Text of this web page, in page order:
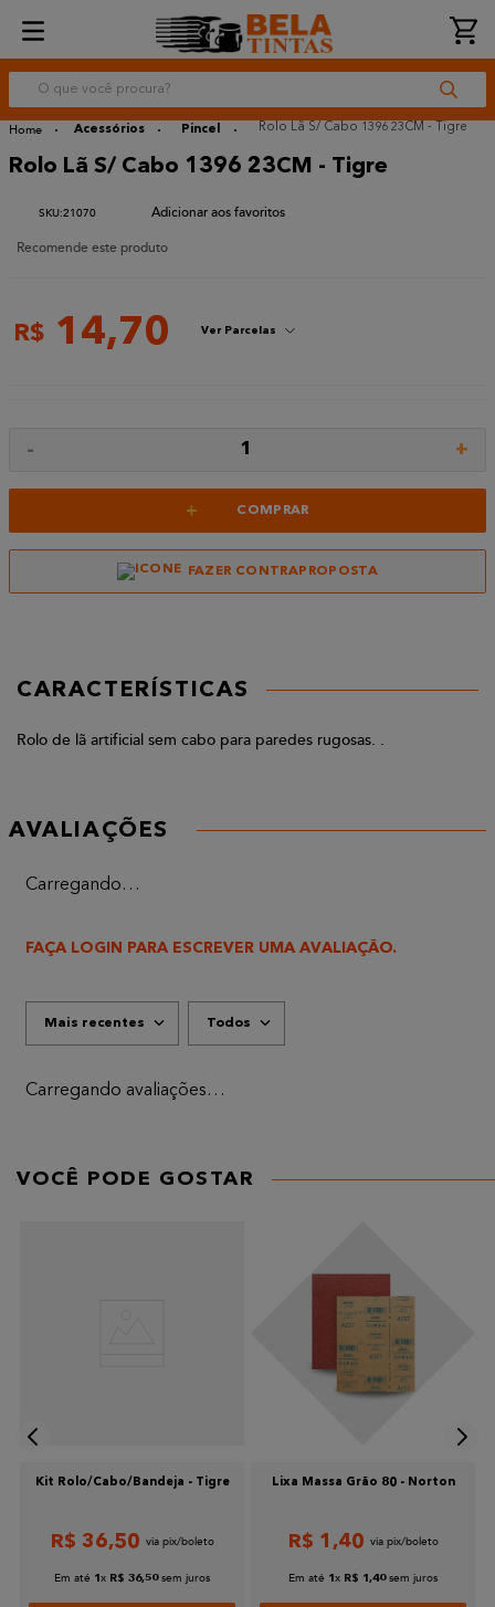
O que você procura?
Acessórios Pincel Rolo Lã S/ Cabo 1396 23CM - Tigre
Rolo Lã S/ Cabo 1396 23CM - Tigre
:21070
Recomende este produto
R$ 14,70 Ver Parcelas
- 1 +
+ COMPRAR
FAZER CONTRAPROPOSTA
CARACTERÍSTICAS
Rolo de lã artificial sem cabo para paredes rugosas. .
AVALIAÇÕES
Carregando…
FAÇA LOGIN PARA ESCREVER UMA AVALIAÇÃO.
Mais recentes Todos
Carregando avaliações…
VOCÊ PODE GOSTAR
Kit Rolo/Cabo/Bandeja - Tigre
R$ 36,50
Em até 1 x R$ 36,50 sem juros
Lixa Massa Grão 80 - Norton
R$ 1 ,40
Em até 1 x R$ 1 ,40 sem juros